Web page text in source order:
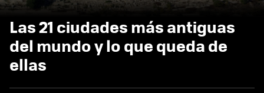
Las 21 ciudades más antiguas
del mundo y lo que queda de
ellas